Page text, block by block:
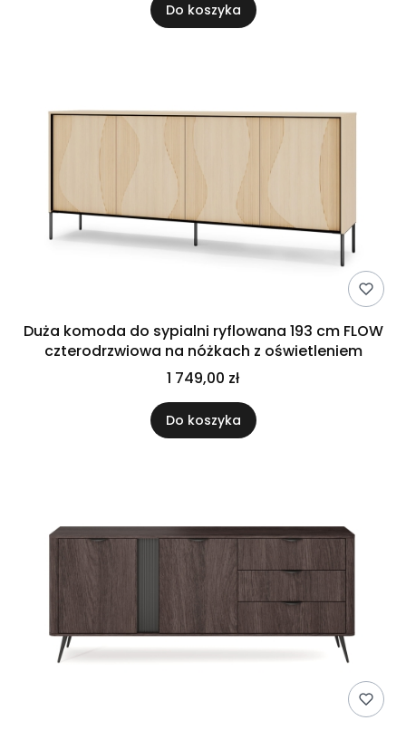
Do koszyka
Duża komoda do sypialni ryflowana 193 cm FLOW
czterodrzwiowa na nóżkach z oświetleniem
1 749,00 zł
Do koszyka